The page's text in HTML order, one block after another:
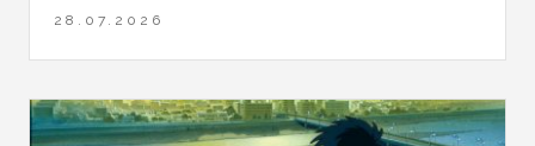
28.07.2026